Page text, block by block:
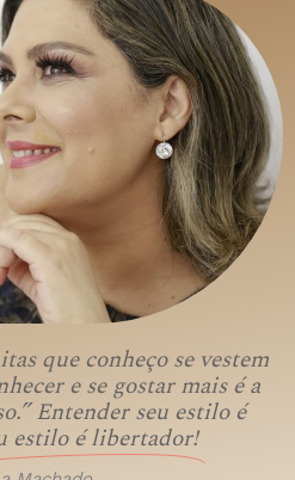
que conheço se vestem
e se gostar mais é a
Entender seu estilo é
estilo é libertador!